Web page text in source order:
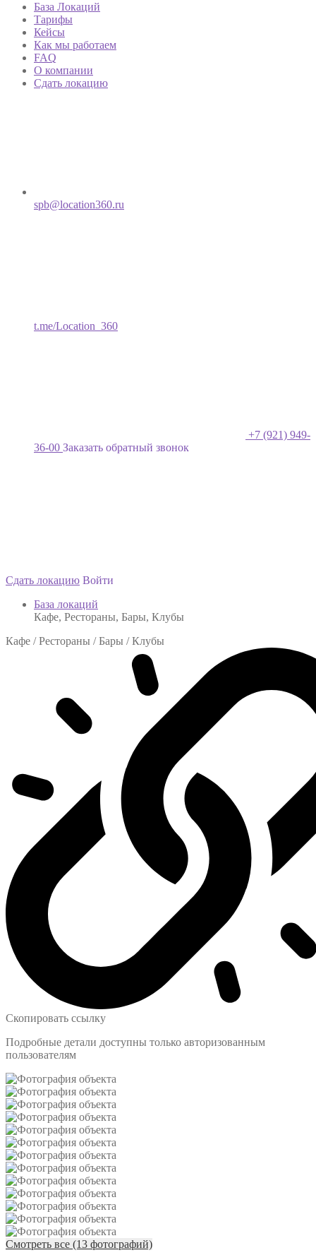
База Локаций
Тарифы
Кейсы
Как мы работаем
FAQ
О компании
Сдать локацию
spb@location360.ru
t.me/Location_360
+7 (921) 949-
36-00 Заказать обратный звонок
Сдать локацию Войти
База локаций
Кафе, Рестораны, Бары, Клубы
Кафе / Рестораны / Бары / Клубы
Скопировать ссылку
Подробные детали доступны только авторизованным
пользователям
Смотреть все (13 фотографий)